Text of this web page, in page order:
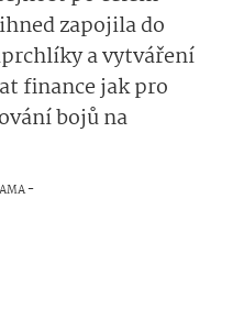
zapojila do
a vytváření
finance jak pro
bojů na